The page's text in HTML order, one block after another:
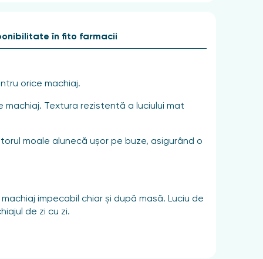
orice machiaj.
Textura rezistentă a luciului mat
moale alunecă ușor pe buze, asigurând o
impecabil chiar și după masă. Luciu de
de zi cu zi.
în fito farmacii